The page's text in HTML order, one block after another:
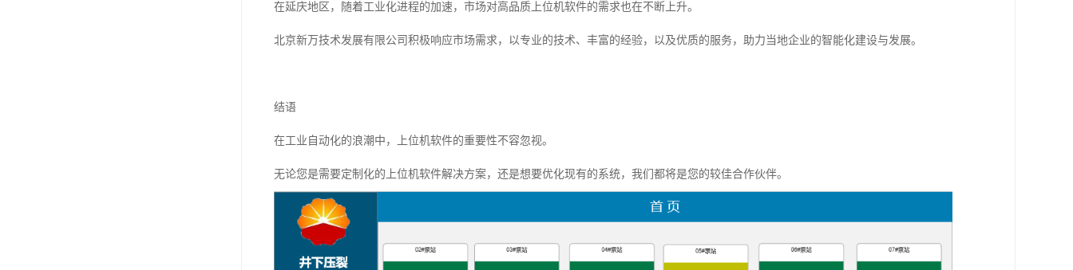
在延庆地区，随着工业化进程的加速，市场对高品质上位机软件的需求也在不断上升。
北京新万技术发展有限公司积极响应市场需求，以专业的技术、丰富的经验，以及优质的服务，助力当地企业的智能化建设与发展。
结语
在工业自动化的浪潮中，上位机软件的重要性不容忽视。
无论您是需要定制化的上位机软件解决方案，还是想要优化现有的系统，我们都将是您的较佳合作伙伴。